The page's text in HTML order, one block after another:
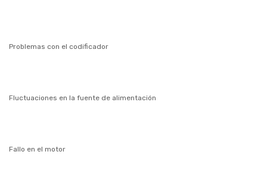
Problemas con el codificador
Fluctuaciones en la fuente de alimentación
Fallo en el motor